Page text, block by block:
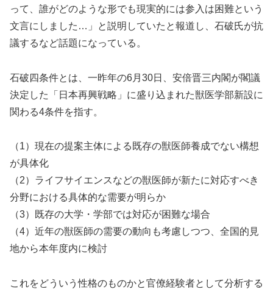
って、誰がどのような形でも現実的には参入は困難という
文言にしました…」と説明していたと報道し、石破氏が抗
議するなど話題になっている。
石破四条件とは、一昨年の6月30日、安倍晋三内閣が閣議
決定した「日本再興戦略」に盛り込まれた獣医学部新設に
関わる4条件を指す。
（1）現在の提案主体による既存の獣医師養成でない構想
が具体化
（2）ライフサイエンスなどの獣医師が新たに対応すべき
分野における具体的な需要が明らか
（3）既存の大学・学部では対応が困難な場合
（4）近年の獣医師の需要の動向も考慮しつつ、全国的見
地から本年度内に検討
これをどういう性格のものかと官僚経験者として分析する